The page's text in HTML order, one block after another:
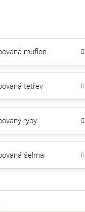
muflon
tetřev
ryby
šelma